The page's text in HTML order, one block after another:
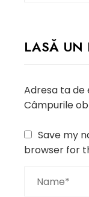
LASĂ UN
Adresa ta de
Câmpurile
Save my
browser for